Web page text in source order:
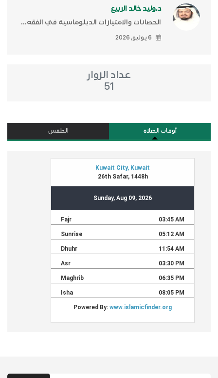
د.وليد خالد الربيع
الحصانات والامتيازات الدبلوماسية في الفقه...
6 يوليو, 2026
عداد الزوار
51
أوقات الصلاة الطقس